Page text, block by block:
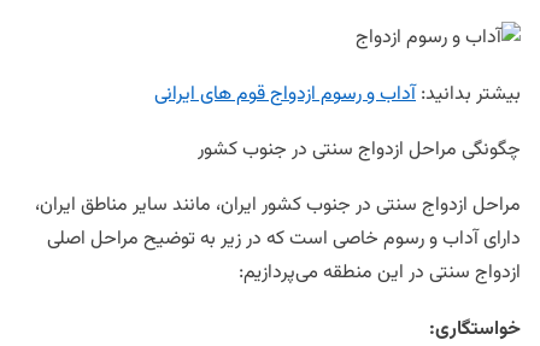
بیشتر بدانید:آداب و رسوم ازدواج قوم های ایرانی
چگونگی مراحل ازدواج سنتی در جنوب کشور
مراحل ازدواج سنتی در جنوب کشور ایران، مانند سایر مناطق ایران،
دارای آداب و رسوم خاصی است که در زیر به توضیح مراحل اصلی
ازدواج سنتی در این منطقه می‌پردازیم:
خواستگاری: